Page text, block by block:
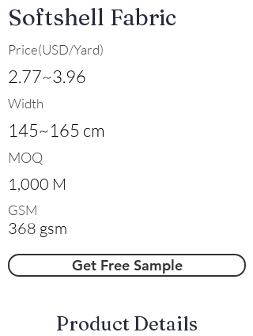
Softshell Fabric
Price(USD/Yard)
2.77~3.96
Width
145~165 cm
MOQ
1,000 M
GSM
368 gsm
Get Free Sample
​Product Details